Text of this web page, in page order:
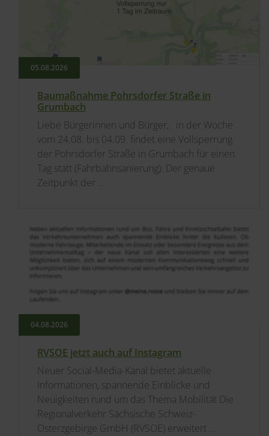
05.​08.​2026
Baumaßnahme Pohrsdorfer Straße in
Grumbach
Liebe Bürgerinnen und Bürger, in der Woche
vom 24.08. bis 04.09. findet eine Vollsperrung
der Pohrsdorfer Straße in Grumbach für einen
Tag statt (Fahrbahnsanierung). Der genaue
Zeitpunkt der ...
04.​08.​2026
RVSOE jetzt auch auf Instagram
Neuer Social-Media-Kanal bietet aktuelle
Informationen, spannende Einblicke und
Neuigkeiten rund um das Thema Mobilität Die
Regionalverkehr Sächsische Schweiz-
Osterzgebirge GmbH (RVSOE) erweitert ...